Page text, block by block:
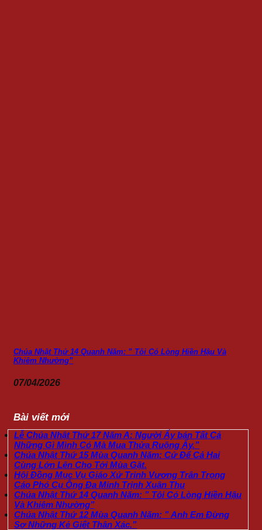
Chúa Nhật Thứ 14 Quanh Năm: ” Tôi Có Lòng Hiền Hậu Và
Khiêm Nhường”
07/04/2026
Bài viết mới
Lễ Chúa Nhật Thứ 17 Năm A: Người Ấy bán Tất Cả
Những Gì Mình Có Mà Mua Thửa Ruộng Ấy.”
Chúa Nhật Thứ 15 Mùa Quanh Năm: Cứ Để Cả Hai
Cùng Lớn Lên Cho Tới Mùa Gặt.
Hội Đồng Mục Vụ Giáo Xứ Trinh Vương Trân Trọng
Cáo Phó Cụ Ông Đa Minh Trịnh Xuân Thu
Chúa Nhật Thứ 14 Quanh Năm: ” Tôi Có Lòng Hiền Hậu
Và Khiêm Nhường”
Chúa Nhật Thứ 12 Mùa Quanh Năm: ” Anh Em Đừng
Sợ Những Kẻ Giết Thân Xác.”